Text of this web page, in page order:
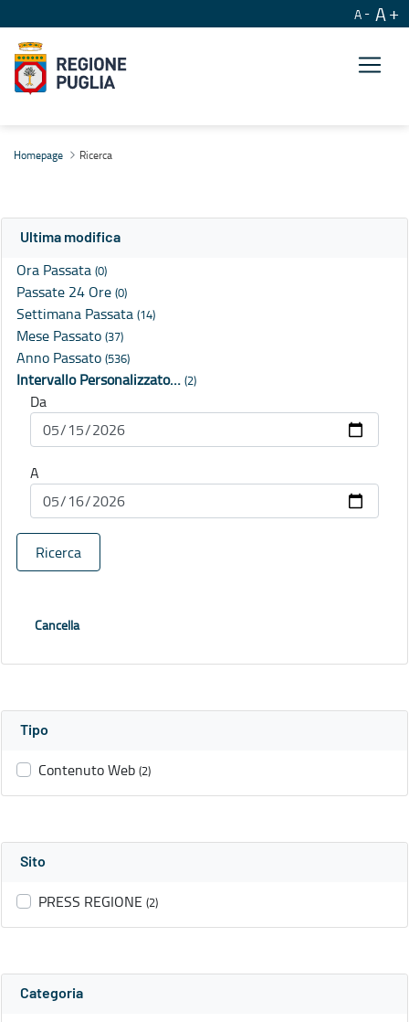
A A
Homepage Ricerca
Ultima modifica
Ora Passata (0)
Passate 24 Ore (0)
Settimana Passata (14)
Mese Passato (37)
Anno Passato (536)
Intervallo Personalizzato… (2)
Da
A
Ricerca
Cancella
Tipo
Contenuto Web (2)
Sito
PRESS REGIONE (2)
Categoria